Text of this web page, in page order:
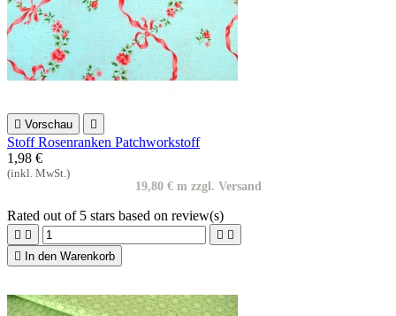
 Vorschau 
Stoff Rosenranken Patchworkstoff
1,98 €
(inkl. MwSt.)
19,80 € m zzgl. Versand
Rated out of 5 stars based on review(s)
   

In den Warenkorb